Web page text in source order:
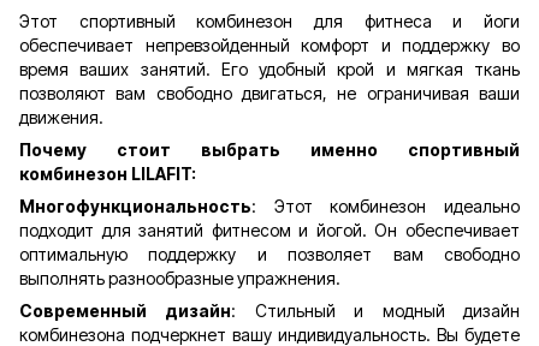
Этот спортивный комбинезон для фитнеса и йоги
обеспечивает непревзойденный комфорт и поддержку во
время ваших занятий. Его удобный крой и мягкая ткань
позволяют вам свободно двигаться, не ограничивая ваши
движения.
Почему стоит выбрать именно спортивный
комбинезон LILAFIT:
Многофункциональность: Этот комбинезон идеально
подходит для занятий фитнесом и йогой. Он обеспечивает
оптимальную поддержку и позволяет вам свободно
выполнять разнообразные упражнения.
Современный дизайн: Стильный и модный дизайн
комбинезона подчеркнет вашу индивидуальность. Вы будете